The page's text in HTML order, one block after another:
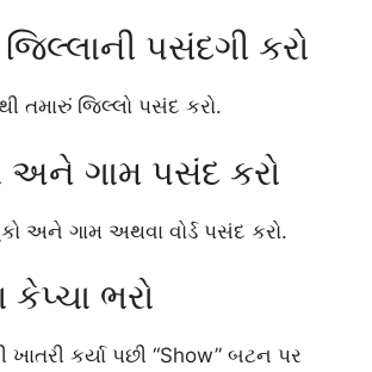
જિલ્લાની પસંદગી કરો
તમારું જિલ્લો પસંદ કરો.
અને ગામ પસંદ કરો
અને ગામ અથવા વોર્ડ પસંદ કરો.
ભરો
ખાતરી કર્યા પછી “Show” બટન પર